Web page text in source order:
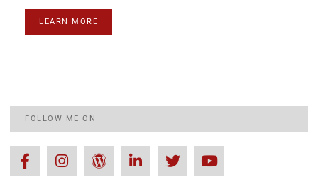
LEARN MORE
FOLLOW ME ON